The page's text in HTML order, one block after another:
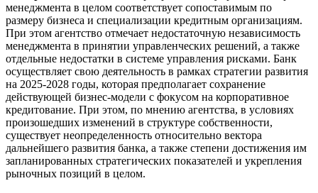
менеджмента в целом соответствует сопоставимым по
размеру бизнеса и специализации кредитным организациям.
При этом агентство отмечает недостаточную независимость
менеджмента в принятии управленческих решений, а также
отдельные недостатки в системе управления рисками. Банк
осуществляет свою деятельность в рамках стратегии развития
на 2025-2028 годы, которая предполагает сохранение
действующей бизнес-модели с фокусом на корпоративное
кредитование. При этом, по мнению агентства, в условиях
произошедших изменений в структуре собственности,
существует неопределенность относительно вектора
дальнейшего развития банка, а также степени достижения им
запланированных стратегических показателей и укрепления
рыночных позиций в целом.